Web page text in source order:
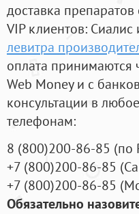
доставка
VIP клиентов:
левитра
оплата принимаются
Web Money и с
консультации в
телефонам:
8 (800)200-86-85 (по
+7 (800)200-86-85 (
+7 (800)200-86-85 (
Обязательно